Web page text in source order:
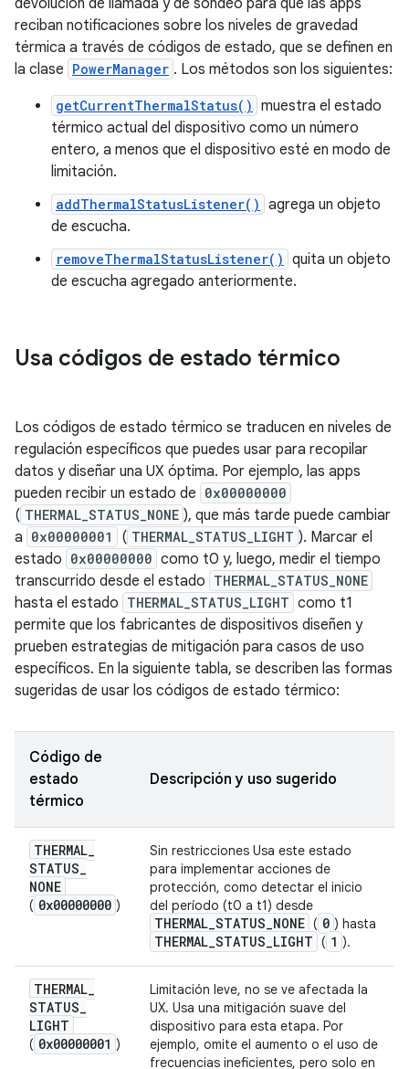
reciban notificaciones sobre los niveles de gravedad
térmica a través de códigos de estado, que se definen en
la clase PowerManager . Los métodos son los siguientes:
getCurrentThermalStatus() muestra el estado
térmico actual del dispositivo como un número
entero, a menos que el dispositivo esté en modo de
limitación.
addThermalStatusListener() agrega un objeto
de escucha.
removeThermalStatusListener() quita un objeto
de escucha agregado anteriormente.
Usa códigos de estado térmico
Los códigos de estado térmico se traducen en niveles de
regulación específicos que puedes usar para recopilar
datos y diseñar una UX óptima. Por ejemplo, las apps
pueden recibir un estado de 0x00000000
( THERMAL_STATUS_NONE ), que más tarde puede cambiar
a 0x00000001 ( THERMAL_STATUS_LIGHT ). Marcar el
estado 0x00000000 como t0 y, luego, medir el tiempo
transcurrido desde el estado THERMAL_STATUS_NONE
hasta el estado THERMAL_STATUS_LIGHT como t1
permite que los fabricantes de dispositivos diseñen y
prueben estrategias de mitigación para casos de uso
específicos. En la siguiente tabla, se describen las formas
sugeridas de usar los códigos de estado térmico:
Código de
estado
térmico
Descripción y uso sugerido
THERMAL
STATUS
NONE
( 0x00000000 )
Sin restricciones Usa este estado
para implementar acciones de
protección, como detectar el inicio
del período (t0 a t1) desde
THERMAL STATUS NONE ( 0 ) hasta
THERMAL STATUS LIGHT ( 1 ).
THERMAL
STATUS
LIGHT
( 0x00000001 )
Limitación leve, no se ve afectada la
UX. Usa una mitigación suave del
dispositivo para esta etapa. Por
ejemplo, omite el aumento o el uso de
frecuencias ineficientes, pero solo en